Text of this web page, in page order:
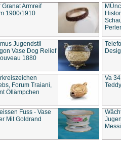
Granat Armreif
1900/1910
Jugendstil
Vase Dog Relief
1880
Forum Traiani,
Öllämpchen
Va
Fuss - Vase
Mit Goldrand